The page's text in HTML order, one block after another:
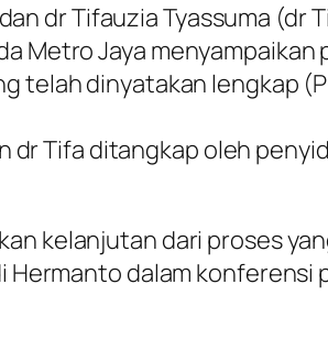
dr Tifauzia Tyassuma (dr
Metro Jaya menyampaikan
telah dinyatakan lengkap
dr Tifa ditangkap oleh
kelanjutan dari proses
Hermanto dalam konferensi